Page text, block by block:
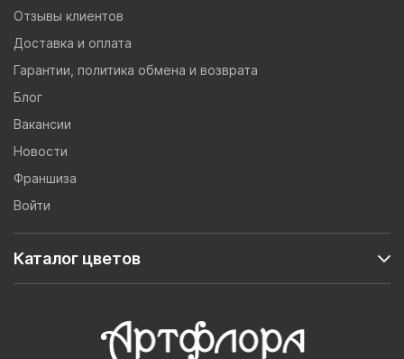
Отзывы клиентов
Доставка и оплата
Гарантии, политика обмена и возврата
Блог
Вакансии
Новости
Франшиза
Войти
Каталог цветов